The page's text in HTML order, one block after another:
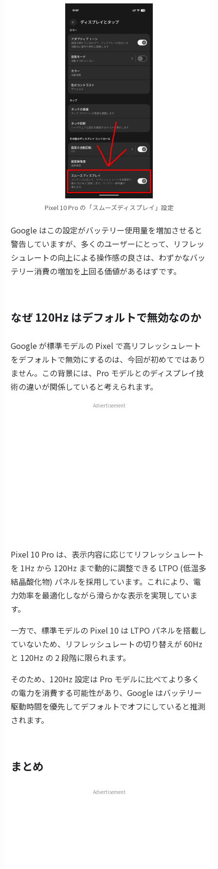
Pixel 10 Pro の「スムーズディスプレイ」設定
Google はこの設定がバッテリー使用量を増加させると
警告していますが、多くのユーザーにとって、リフレッ
シュレートの向上による操作感の良さは、わずかなバッ
テリー消費の増加を上回る価値があるはずです。
なぜ 120Hz はデフォルトで無効なのか
Google が標準モデルの Pixel で高リフレッシュレート
をデフォルトで無効にするのは、今回が初めてではあり
ません。この背景には、Pro モデルとのディスプレイ技
術の違いが関係していると考えられます。
Advertisement
Pixel 10 Pro は、表示内容に応じてリフレッシュレート
を 1Hz から 120Hz まで動的に調整できる LTPO (低温多
結晶酸化物) パネルを採用しています。これにより、電
力効率を最適化しながら滑らかな表示を実現していま
す。
一方で、標準モデルの Pixel 10 は LTPO パネルを搭載し
ていないため、リフレッシュレートの切り替えが 60Hz
と 120Hz の 2 段階に限られます。
そのため、120Hz 設定は Pro モデルに比べてより多く
の電力を消費する可能性があり、Google はバッテリー
駆動時間を優先してデフォルトでオフにしていると推測
されます。
まとめ
Advertisement